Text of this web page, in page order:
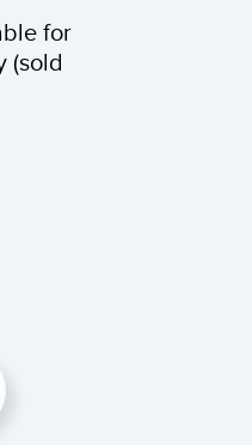
for
(sold